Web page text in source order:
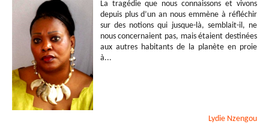
La tragédie que nous connaissons et vivons
depuis plus d’un an nous emmène à réfléchir
sur des notions qui jusque-là, semblait-il, ne
nous concernaient pas, mais étaient destinées
aux autres habitants de la planète en proie
à...
Lydie Nzengou